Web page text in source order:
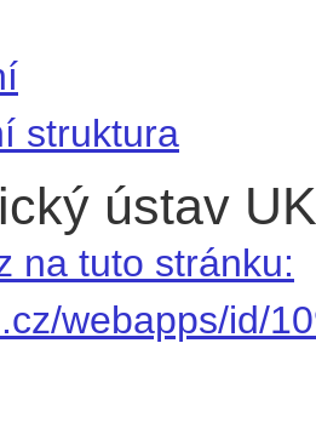
struktura
ústav UK